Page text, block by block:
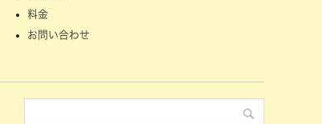
料金
お問い合わせ